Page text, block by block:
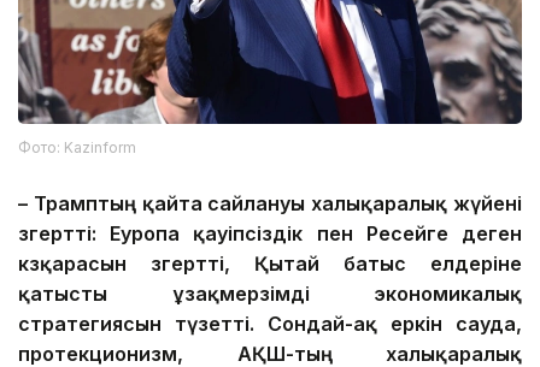
Фото: Kazinform
– Трамптың қайта сайлануы халықаралық жүйені
өзгертті: Еуропа қауіпсіздік пен Ресейге деген
көзқарасын өзгертті, Қытай батыс елдеріне
қатысты ұзақмерзімді экономикалық
стратегиясын түзетті. Сондай-ақ еркін сауда,
протекционизм, АҚШ-тың халықаралық